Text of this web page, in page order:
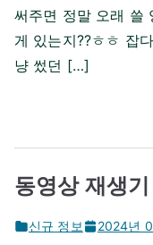
써주면 정말 오래 쓸
게 있는지??ㅎㅎ 잡
냥 썼던 […]
동영상 재생
신규 정보 2024년